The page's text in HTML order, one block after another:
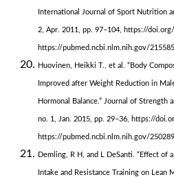
International Journal of Sport Nutrition
2, Apr. 2011, pp. 97–104, https://
https://pubmed.ncbi.nlm.nih.gov/
Huovinen, Heikki T., et al. “Body
Improved after Weight Reduction in
Hormonal Balance.” Journal of Strength
no. 1, Jan. 2015, pp. 29–36, https://
https://pubmed.ncbi.nlm.nih.gov/
Demling, R H, and L DeSanti. “Effect of
Intake and Resistance Training on Lean